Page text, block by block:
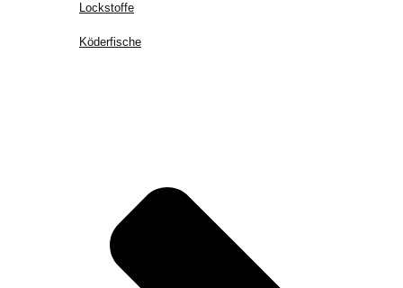
Lockstoffe
Köderfische